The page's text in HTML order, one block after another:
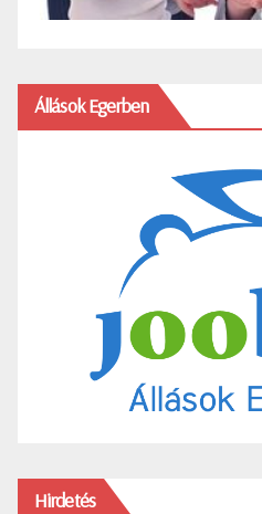
Állások Egerben
Hirdetés